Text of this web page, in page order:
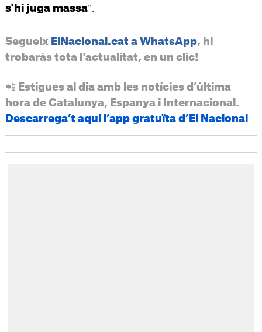
s'hi juga massa".
Segueix ElNacional.cat a WhatsApp, hi
trobaràs tota l'actualitat, en un clic!
📲 Estigues al dia amb les notícies d’última
hora de Catalunya, Espanya i Internacional.
Descarrega’t aquí l’app gratuïta d’El Nacional